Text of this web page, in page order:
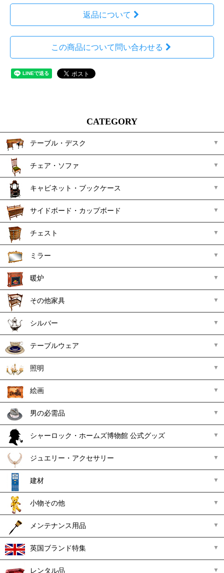
返品について
この商品について問い合わせる
CATEGORY
テーブル・デスク
チェア・ソファ
キャビネット・ブックケース
サイドボード・カップボード
チェスト
ミラー
暖炉
その他家具
シルバー
テーブルウェア
照明
絵画
男の必需品
シャーロック・ホームズ博物館 公式グッズ
ジュエリー・アクセサリー
建材
小物その他
メンテナンス用品
英国ブランド特集
レンタル品